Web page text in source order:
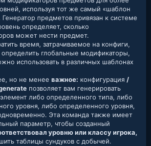
используя тот же самый «шаблон
предметов привязан к системе
определяет, сколько
может нести предмет.
время, затрачиваемое на конфиги,
глобальные модификаторы,
использовать в различных шаблонах
но не менее важное: конфигурация /
позволяет вам генерировать
либо определенного типа, либо
уровня, либо определенного уровня,
Эта команда также имеет
параметр, чтобы созданный
уровню или классу игрока,
таблицы сундуков с добычей.